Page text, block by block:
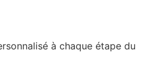
à chaque étape du